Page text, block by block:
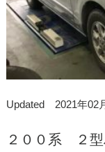
Updated 2021年02
２００系 ２